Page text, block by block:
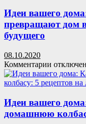
для
Идеи вашего
превращают дом
будущего
08.10.2020
Комментарии к
записи
Идеи
дома:
которые
Идеи вашего
домашнюю